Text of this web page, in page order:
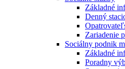
Základné
Denný
Zariadenie
Sociálny podnik
Základné
Poradny